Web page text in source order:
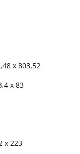
x 803,52
x 83
x 223